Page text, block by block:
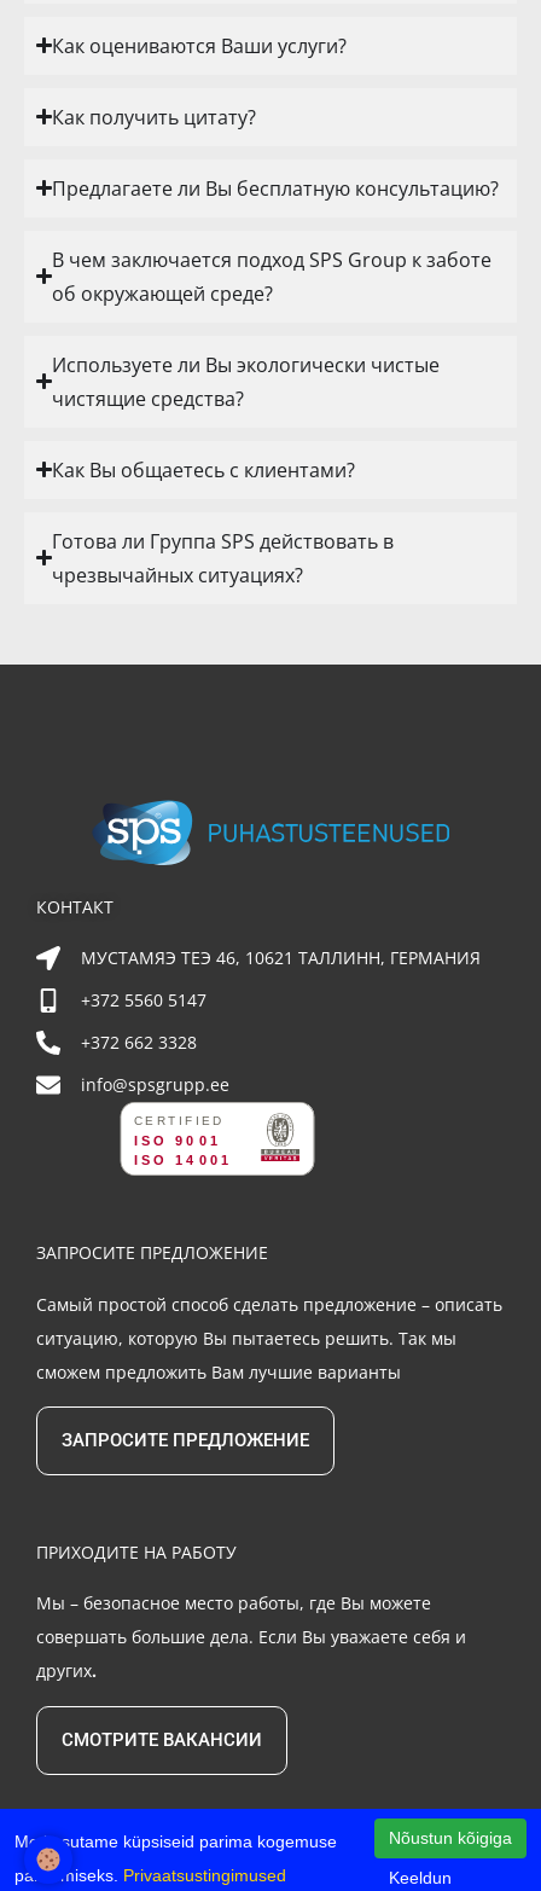
Me kasutame küpsiseid parima kogemuse
pakkumiseks. Privaatsustingimused
Nõustun kõigiga
Keeldun
Как оцениваются Ваши услуги?
Как получить цитату?
Предлагаете ли Вы бесплатную консультацию?
В чем заключается подход SPS Group к заботе
об окружающей среде?
Используете ли Вы экологически чистые
чистящие средства?
Как Вы общаетесь с клиентами?
Готова ли Группа SPS действовать в
чрезвычайных ситуациях?
КОНТАКТ
МУСТАМЯЭ ТЕЭ 46, 10621 ТАЛЛИНН, ГЕРМАНИЯ
+372 5560 5147
+372 662 3328
info@spsgrupp.ee
ЗАПРОСИТЕ ПРЕДЛОЖЕНИЕ
Самый простой способ сделать предложение – описать
ситуацию, которую Вы пытаетесь решить. Так мы
сможем предложить Вам лучшие варианты
ЗАПРОСИТЕ ПРЕДЛОЖЕНИЕ
ПРИХОДИТЕ НА РАБОТУ
Мы – безопасное место работы, где Вы можете
совершать большие дела. Если Вы уважаете себя и
других.
СМОТРИТЕ ВАКАНСИИ